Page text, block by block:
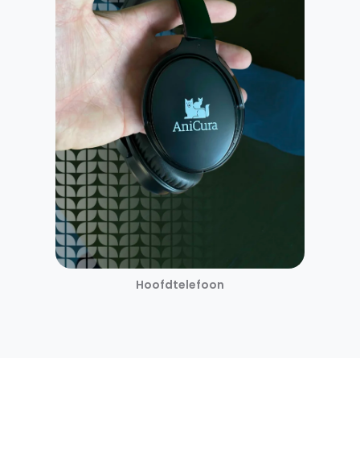
Hoofdtelefoon